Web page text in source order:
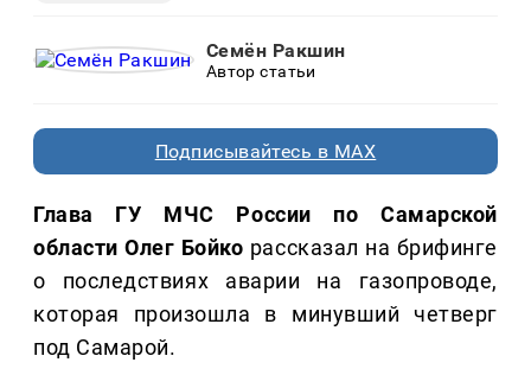
Семён Ракшин
Автор статьи
Подписывайтесь в MAX
Глава ГУ МЧС России по Самарской
области Олег Бойко рассказал на брифинге
о последствиях аварии на газопроводе,
которая произошла в минувший четверг
под Самарой.